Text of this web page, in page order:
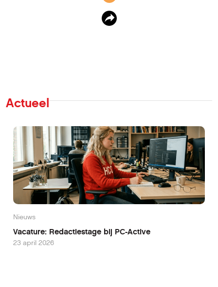
Actueel
Nieuws
Vacature: Redactiestage bij PC-Active
23 april 2026